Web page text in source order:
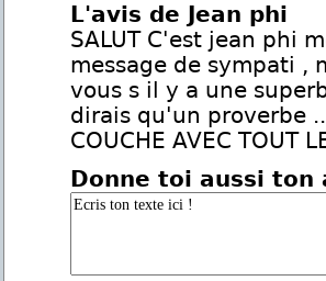
L'avis de Jean phi
SALUT C'est jean phi
message de sympati ,
vous s il y a une
dirais qu'un proverbe
COUCHE AVEC TOUT
Donne toi aussi ton